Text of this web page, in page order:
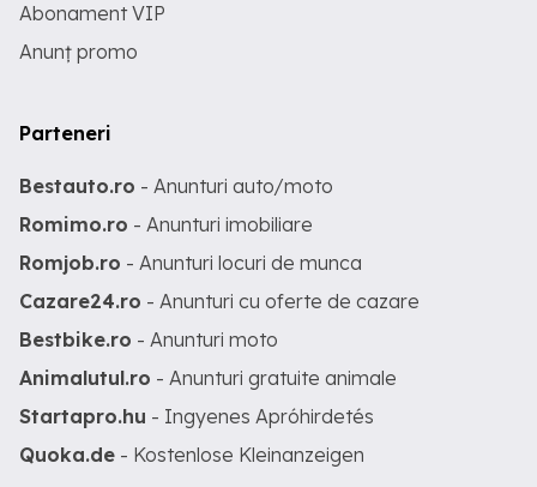
Abonament VIP
Anunț promo
Parteneri
Bestauto.ro - Anunturi auto/moto
Romimo.ro - Anunturi imobiliare
Romjob.ro - Anunturi locuri de munca
Cazare24.ro - Anunturi cu oferte de cazare
Bestbike.ro - Anunturi moto
Animalutul.ro - Anunturi gratuite animale
Startapro.hu - Ingyenes Apróhirdetés
Quoka.de - Kostenlose Kleinanzeigen